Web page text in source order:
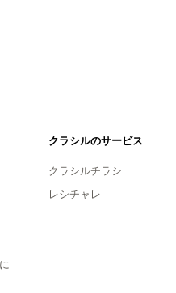
クラシルのサービス
クラシルチラシ
レシチャレ